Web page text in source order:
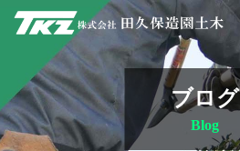
ブログ
Blog